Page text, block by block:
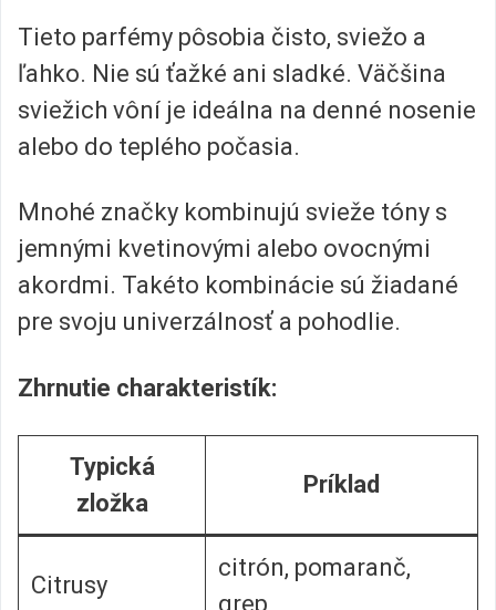
Tieto parfémy pôsobia čisto, sviežo a
ľahko. Nie sú ťažké ani sladké. Väčšina
sviežich vôní je ideálna na denné nosenie
alebo do teplého počasia.
Mnohé značky kombinujú svieže tóny s
jemnými kvetinovými alebo ovocnými
akordmi. Takéto kombinácie sú žiadané
pre svoju univerzálnosť a pohodlie.
Zhrnutie charakteristík:
Typická
zložka
Príklad
Citrusy
citrón, pomaranč,
grep